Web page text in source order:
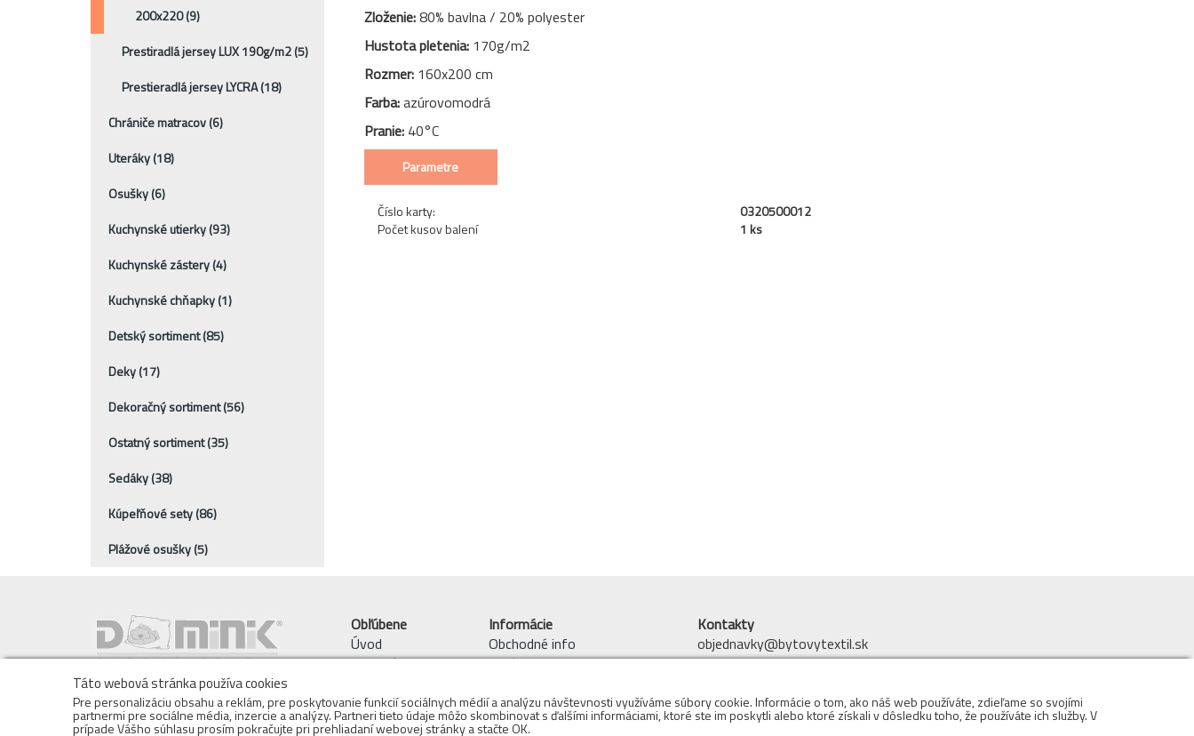
200x220(9)
Prestiradlá jersey LUX 190g/m2(5)
Prestieradlá jersey LYCRA(18)
Chrániče matracov(6)
Uteráky(18)
Osušky(6)
Kuchynské utierky(93)
Kuchynské zástery(4)
Kuchynské chňapky(1)
Detský sortiment(85)
Deky(17)
Dekoračný sortiment(56)
Ostatný sortiment(35)
Sedáky(38)
Kúpeľňové sety(86)
Plážové osušky(5)
Zloženie:80% bavlna / 20% polyester
Hustota pletenia:170g/m2
Rozmer:160x200 cm
Farba:azúrovomodrá
Pranie:40°C
Parametre
Číslo karty:
0320500012
Počet kusov balení
1 ks
Obľúbene
Úvod
Akciový tovar
Informácie
Obchodné info
O nás
Pracie symboly
Obchodné podmienky
Kontakty
objednavky@bytovytextil.sk
mobil: 0910 942 979
Bytový textil - DOMINIK s.r.o.
Táto webová stránka používa cookies
Pre personalizáciu obsahu a reklám, pre poskytovanie funkcií sociálnych médií a analýzu návštevnosti využíváme súbory cookie. Informácie o tom, ako náš web používáte, zdieľame so svojími
partnermi pre sociálne média, inzercie a analýzy. Partneri tieto údaje môžo skombinovat s ďalšími informáciami, ktoré ste im poskytli alebo ktoré získali v dôsledku toho, že používáte ich služby. V
prípade Vášho súhlasu prosím pokračujte pri prehliadaní webovej stránky a stačte OK.